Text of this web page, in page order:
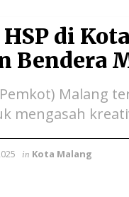
di
Bendera
Malang
mengasah
in Kota Malang